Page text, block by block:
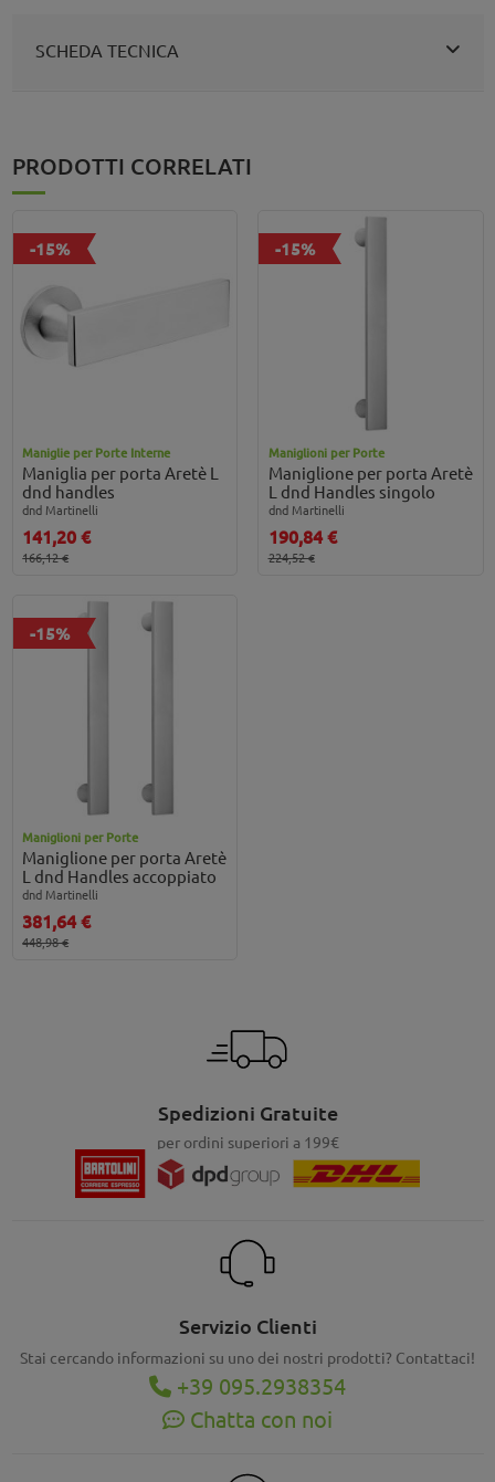
SCHEDA TECNICA
PRODOTTI CORRELATI
-15%
Maniglie per Porte Interne
Maniglia per porta Aretè L
dnd handles
dnd Martinelli
141,20 €
166,12 €
-15%
Maniglioni per Porte
Maniglione per porta Aretè
L dnd Handles singolo
dnd Martinelli
190,84 €
224,52 €
-15%
Maniglioni per Porte
Maniglione per porta Aretè
L dnd Handles accoppiato
dnd Martinelli
381,64 €
448,98 €
Spedizioni Gratuite
per ordini superiori a 199€
Servizio Clienti
Stai cercando informazioni su uno dei nostri prodotti? Contattaci!
+39 095.2938354
Chatta con noi